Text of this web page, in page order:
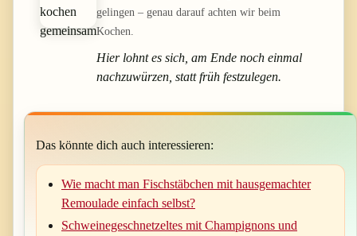
gelingen – genau darauf achten wir beim
Kochen.
Hier lohnt es sich, am Ende noch einmal
nachzuwürzen, statt früh festzulegen.
Das könnte dich auch interessieren:
Wie macht man Fischstäbchen mit hausgemachter
Remoulade einfach selbst?
Schweinegeschnetzeltes mit Champignons und